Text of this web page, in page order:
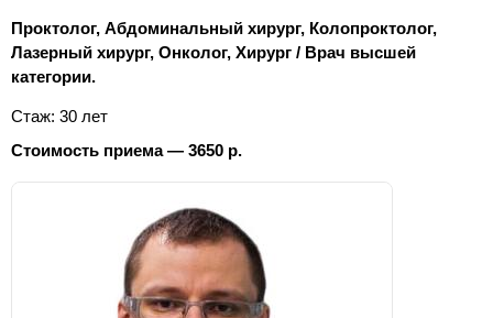
Проктолог, Абдоминальный хирург, Колопроктолог,
Лазерный хирург, Онколог, Хирург / Врач высшей
категории.
Стаж: 30 лет
Стоимость приема — 3650 р.